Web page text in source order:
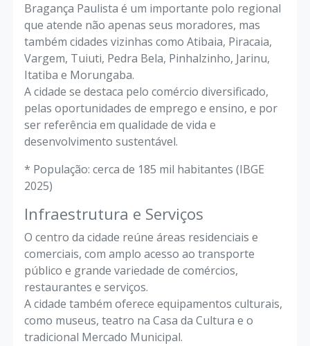
Bragança Paulista é um importante polo regional
que atende não apenas seus moradores, mas
também cidades vizinhas como Atibaia, Piracaia,
Vargem, Tuiuti, Pedra Bela, Pinhalzinho, Jarinu,
Itatiba e Morungaba.
A cidade se destaca pelo comércio diversificado,
pelas oportunidades de emprego e ensino, e por
ser referência em qualidade de vida e
desenvolvimento sustentável.
* População: cerca de 185 mil habitantes (IBGE
2025)
Infraestrutura e Serviços
O centro da cidade reúne áreas residenciais e
comerciais, com amplo acesso ao transporte
público e grande variedade de comércios,
restaurantes e serviços.
A cidade também oferece equipamentos culturais,
como museus, teatro na Casa da Cultura e o
tradicional Mercado Municipal.